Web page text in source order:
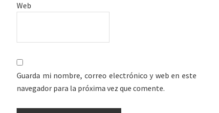
Web
Guarda mi nombre, correo electrónico y web en este
navegador para la próxima vez que comente.